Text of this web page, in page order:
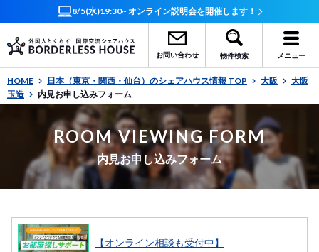
8/5(水)19:30~ オンライン説明会を開催します！
お問い合わせ 物件検索 メニュー
HOME 日本（東京・関西・仙台）のシェアハウス情報 TOP 大阪
大阪
玉造
内見お申し込みフォーム
ROOM VIEWING FORM
内見お申し込みフォーム
【オンライン相談も受付中】